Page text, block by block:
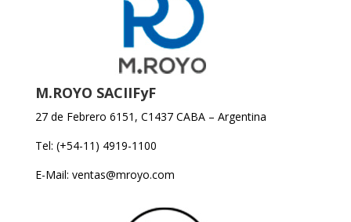
M.ROYO SACIIFyF
27 de Febrero 6151, C1437 CABA – Argentina
Tel: (+54-11) 4919-1100
E-Mail: ventas@mroyo.com